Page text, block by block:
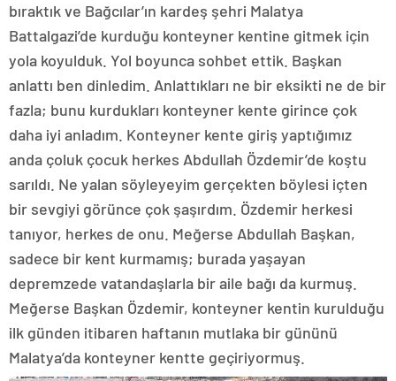
bıraktık ve Bağcılar’ın kardeş şehri Malatya
Battalgazi’de kurduğu konteyner kentine gitmek için
yola koyulduk. Yol boyunca sohbet ettik. Başkan
anlattı ben dinledim. Anlattıkları ne bir eksikti ne de bir
fazla; bunu kurdukları konteyner kente girince çok
daha iyi anladım. Konteyner kente giriş yaptığımız
anda çoluk çocuk herkes Abdullah Özdemir’de koştu
sarıldı. Ne yalan söyleyeyim gerçekten böylesi içten
bir sevgiyi görünce çok şaşırdım. Özdemir herkesi
tanıyor, herkes de onu. Meğerse Abdullah Başkan,
sadece bir kent kurmamış; burada yaşayan
depremzede vatandaşlarla bir aile bağı da kurmuş.
Meğerse Başkan Özdemir, konteyner kentin kurulduğu
ilk günden itibaren haftanın mutlaka bir gününü
Malatya’da konteyner kentte geçiriyormuş.